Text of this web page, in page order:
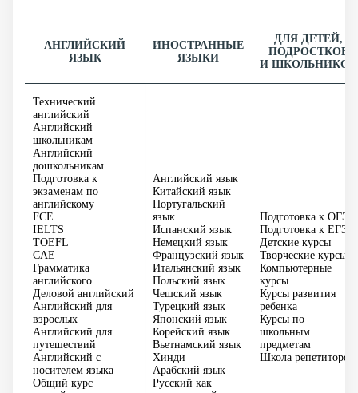
АНГЛИЙСКИЙ
ЯЗЫК
ИНОСТРАННЫЕ
ЯЗЫКИ
ДЛЯ ДЕТЕЙ,
ПОДРОСТКОВ
И ШКОЛЬНИКОВ
Технический
английский
Английский
школьникам
Английский
дошкольникам
Подготовка к
экзаменам по
английскому
FCE
IELTS
TOEFL
CAE
Грамматика
английского
Деловой английский
Английский для
взрослых
Английский для
путешествий
Английский с
носителем языка
Общий курс
Английский язык
Китайский язык
Португальский
язык
Испанский язык
Немецкий язык
Французский язык
Итальянский язык
Польский язык
Чешский язык
Турецкий язык
Японский язык
Корейский язык
Вьетнамский язык
Хинди
Арабский язык
Русский как
Подготовка к ОГЭ
Подготовка к ЕГЭ
Детские курсы
Творческие курсы
Компьютерные
курсы
Курсы развития
ребенка
Курсы по
школьным
предметам
Школа репетиторов